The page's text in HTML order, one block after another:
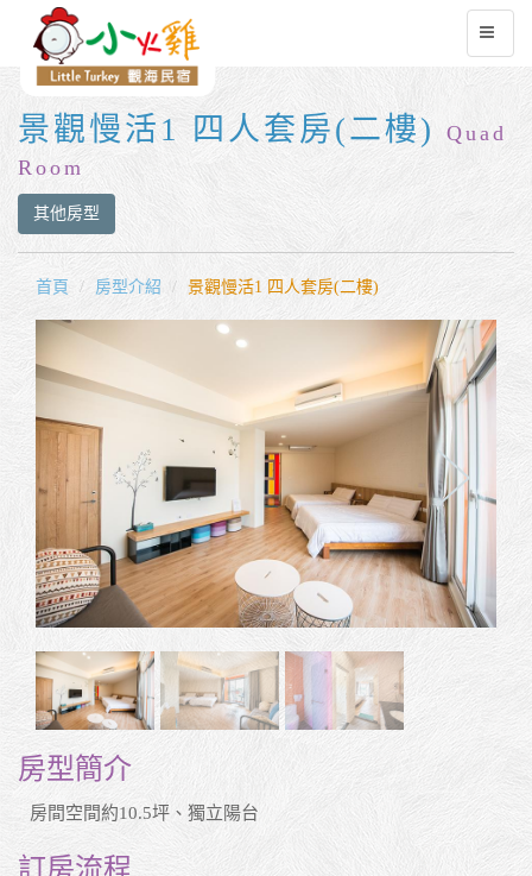
景觀慢活1 四人套房(二樓)
Quad
Room
其他房型
首頁 房型介紹 景觀慢活1 四人套房(二樓)
房型簡介
房間空間約10.5坪、獨立陽台
訂房流程